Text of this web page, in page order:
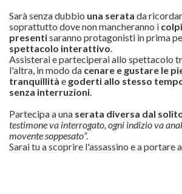
Sarà senza dubbio una serata da
soprattutto dove non mancheranno i
presentisaranno protagonisti in prima
spettacolo interattivo
Assisterai e parteciperai allo spettacolo
l'altra, in modo da cenare e gustare le
tranquillità e goderti allo stesso
senza interruzioni
Partecipa a una serata diversa dal
testimone va interrogato, ogni indizio va
movente soppesato”.
Sarai tu a scoprire l'assassino e a portare